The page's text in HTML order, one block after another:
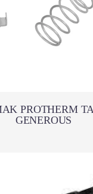
PROTHERM
GENEROUS